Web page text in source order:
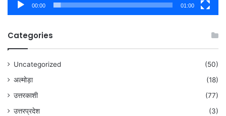
00:00 01:00
Categories
Uncategorized
(50)
अल्मोड़ा
(18)
उत्तरकाशी
(77)
उत्तरप्रदेश
(3)